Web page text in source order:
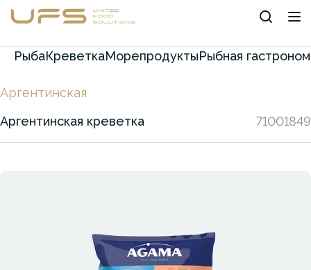
РыбаКреветкаМорепродуктыРыбная
Аргентинская
Аргентинская креветка
71001849